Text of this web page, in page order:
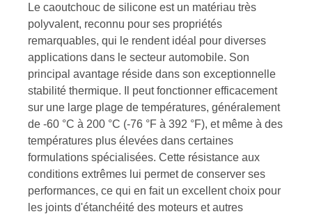
Le caoutchouc de silicone est un matériau très
polyvalent, reconnu pour ses propriétés
remarquables, qui le rendent idéal pour diverses
applications dans le secteur automobile. Son
principal avantage réside dans son exceptionnelle
stabilité thermique. Il peut fonctionner efficacement
sur une large plage de températures, généralement
de -60 °C à 200 °C (-76 °F à 392 °F), et même à des
températures plus élevées dans certaines
formulations spécialisées. Cette résistance aux
conditions extrêmes lui permet de conserver ses
performances, ce qui en fait un excellent choix pour
les joints d'étanchéité des moteurs et autres